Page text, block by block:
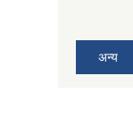
अन्य